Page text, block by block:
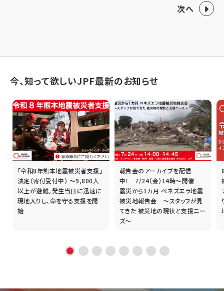
次へ
今、知って欲しいJPF最新のお知らせ
「令和8年熊本地震被災者支援」
決定（寄付受付中） ～9,800人
以上が避難。発生当日に迅速に
現地入りし、命を守る支援を開
始
報告会のアーカイブを配信
中！ 7/24（金）14時～開催
震災から1カ月 ベネズエラ地震
被災地報告会 ～スタッフが見
てきた 被災地の現状と支援ニー
ズ～